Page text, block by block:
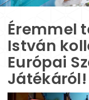
Éremmel
István
Európai
Játékáról!